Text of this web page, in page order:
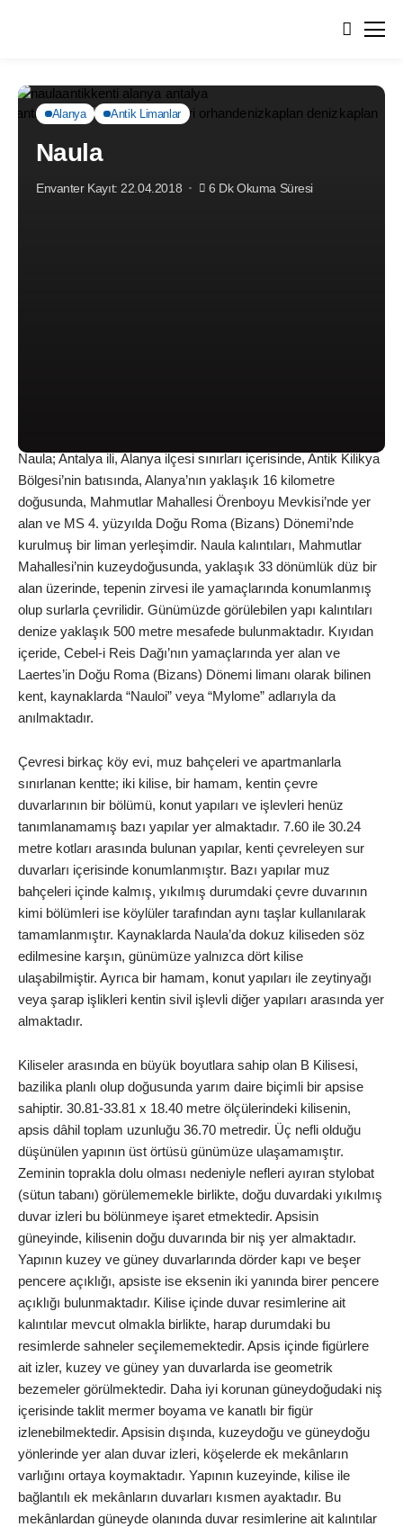
Anasayfa Alanya Naula
Alanya Antik Limanlar
Naula
Envanter Kayıt: 22.04.2018 6 Dk Okuma Süresi
Naula; Antalya ili, Alanya ilçesi sınırları içerisinde, Antik Kilikya
Bölgesi’nin batısında, Alanya’nın yaklaşık 16 kilometre
doğusunda, Mahmutlar Mahallesi Örenboyu Mevkisi’nde yer
alan ve MS 4. yüzyılda Doğu Roma (Bizans) Dönemi’nde
kurulmuş bir liman yerleşimdir. Naula kalıntıları, Mahmutlar
Mahallesi’nin kuzeydoğusunda, yaklaşık 33 dönümlük düz bir
alan üzerinde, tepenin zirvesi ile yamaçlarında konumlanmış
olup surlarla çevrilidir. Günümüzde görülebilen yapı kalıntıları
denize yaklaşık 500 metre mesafede bulunmaktadır. Kıyıdan
içeride, Cebel-i Reis Dağı’nın yamaçlarında yer alan ve
Laertes’in Doğu Roma (Bizans) Dönemi limanı olarak bilinen
kent, kaynaklarda “Nauloi” veya “Mylome” adlarıyla da
anılmaktadır.
Çevresi birkaç köy evi, muz bahçeleri ve apartmanlarla
sınırlanan kentte; iki kilise, bir hamam, kentin çevre
duvarlarının bir bölümü, konut yapıları ve işlevleri henüz
tanımlanamamış bazı yapılar yer almaktadır. 7.60 ile 30.24
metre kotları arasında bulunan yapılar, kenti çevreleyen sur
duvarları içerisinde konumlanmıştır. Bazı yapılar muz
bahçeleri içinde kalmış, yıkılmış durumdaki çevre duvarının
kimi bölümleri ise köylüler tarafından aynı taşlar kullanılarak
tamamlanmıştır. Kaynaklarda Naula’da dokuz kiliseden söz
edilmesine karşın, günümüze yalnızca dört kilise
ulaşabilmiştir. Ayrıca bir hamam, konut yapıları ile zeytinyağı
veya şarap işlikleri kentin sivil işlevli diğer yapıları arasında yer
almaktadır.
Kiliseler arasında en büyük boyutlara sahip olan B Kilisesi,
bazilika planlı olup doğusunda yarım daire biçimli bir apsise
sahiptir. 30.81-33.81 x 18.40 metre ölçülerindeki kilisenin,
apsis dâhil toplam uzunluğu 36.70 metredir. Üç nefli olduğu
düşünülen yapının üst örtüsü günümüze ulaşamamıştır.
Zeminin toprakla dolu olması nedeniyle nefleri ayıran stylobat
(sütun tabanı) görülememekle birlikte, doğu duvardaki yıkılmış
duvar izleri bu bölünmeye işaret etmektedir. Apsisin
güneyinde, kilisenin doğu duvarında bir niş yer almaktadır.
Yapının kuzey ve güney duvarlarında dörder kapı ve beşer
pencere açıklığı, apsiste ise eksenin iki yanında birer pencere
açıklığı bulunmaktadır. Kilise içinde duvar resimlerine ait
kalıntılar mevcut olmakla birlikte, harap durumdaki bu
resimlerde sahneler seçilememektedir. Apsis içinde figürlere
ait izler, kuzey ve güney yan duvarlarda ise geometrik
bezemeler görülmektedir. Daha iyi korunan güneydoğudaki niş
içerisinde taklit mermer boyama ve kanatlı bir figür
izlenebilmektedir. Apsisin dışında, kuzeydoğu ve güneydoğu
yönlerinde yer alan duvar izleri, köşelerde ek mekânların
varlığını ortaya koymaktadır. Yapının kuzeyinde, kilise ile
bağlantılı ek mekânların duvarları kısmen ayaktadır. Bu
mekânlardan güneyde olanında duvar resimlerine ait kalıntılar